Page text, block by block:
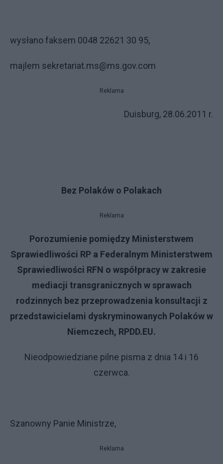
wysłano faksem 0048 22621 30 95,
maj lem sekretariat.ms@ms.gov.com
Reklama
Duisburg, 28.06.2011 r.
Bez Polaków o Polakach
Reklama
Porozumienie pomiędzy Ministerstwem
Sprawiedliwości RP a Federalnym Ministerstwem
Sprawiedliwości RFN o współpracy w zakresie
mediacji transgranicznych w sprawach
rodzinnych bez przeprowadzenia konsultacji z
przedstawicielami dyskryminowanych Polaków w
Niemczech, RPDD.EU.
Nieodpowiedziane pilne pisma z dnia 14 i 16
czerwca.
Szanowny Panie Ministrze,
Reklama